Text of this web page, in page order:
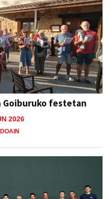
Goiburuko festetan
2026